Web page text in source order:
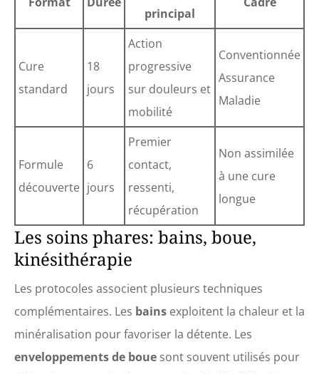
principal
Cure
standard
18
jours
Action
progressive
sur douleurs et
mobilité
Conventionnée
Assurance
Maladie
Formule
découverte
6
jours
Premier
contact,
ressenti,
récupération
Non assimilée
à une cure
longue
Les soins phares: bains, boue,
kinésithérapie
Les protocoles associent plusieurs techniques
complémentaires. Les bains exploitent la chaleur et la
minéralisation pour favoriser la détente. Les
enveloppements de boue sont souvent utilisés pour